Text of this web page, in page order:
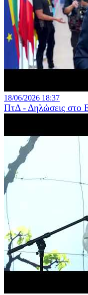
18/06/2026 18:37
ΠτΔ - Δηλώσεις στο